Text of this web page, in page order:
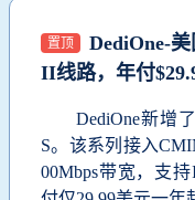
置顶
DediOne-
II线路，年付
DediOne新增了
S。该系列接入
00Mbps带宽，支